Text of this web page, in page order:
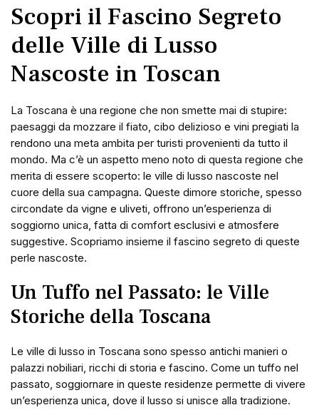
Scopri il Fascino Segreto
delle Ville di Lusso
Nascoste in Toscan
La Toscana è una regione che non smette mai di stupire:
paesaggi da mozzare il fiato, cibo delizioso e vini pregiati la
rendono una meta ambita per turisti provenienti da tutto il
mondo. Ma c’è un aspetto meno noto di questa regione che
merita di essere scoperto: le ville di lusso nascoste nel
cuore della sua campagna. Queste dimore storiche, spesso
circondate da vigne e uliveti, offrono un’esperienza di
soggiorno unica, fatta di comfort esclusivi e atmosfere
suggestive. Scopriamo insieme il fascino segreto di queste
perle nascoste.
Un Tuffo nel Passato: le Ville
Storiche della Toscana
Le ville di lusso in Toscana sono spesso antichi manieri o
palazzi nobiliari, ricchi di storia e fascino. Come un tuffo nel
passato, soggiornare in queste residenze permette di vivere
un’esperienza unica, dove il lusso si unisce alla tradizione.